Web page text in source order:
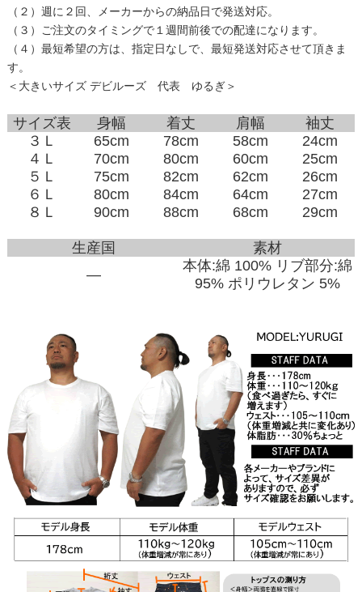
（２）週に２回、メーカーからの納品日で発送対応。
（３）ご注文のタイミングで１週間前後での配達になります。
（４）最短希望の方は、指定日なしで、最短発送対応させて頂きま
す。
＜大きいサイズ デビルーズ 代表 ゆるぎ＞
サイズ表 身幅 着丈 肩幅
袖丈
３Ｌ
65cm 78cm 58cm
24cm
４Ｌ
70cm 80cm 60cm
25cm
５Ｌ
75cm 82cm 62cm
26cm
６Ｌ
80cm 84cm 64cm
27cm
８Ｌ
90cm 88cm 68cm 29cm
生産国
素材
―
本体:綿 100% リブ部分:綿
95% ポリウレタン 5%